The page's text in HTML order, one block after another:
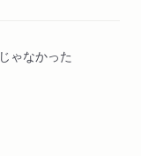
ゃなかった